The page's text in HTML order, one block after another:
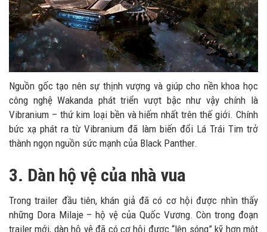
Nguồn gốc tạo nên sự thịnh vượng và giúp cho nền khoa học
công nghệ Wakanda phát triển vượt bậc như vậy chính là
Vibranium – thứ kim loại bền và hiếm nhất trên thế giới. Chính
bức xạ phát ra từ Vibranium đã làm biến đổi Lá Trái Tim trở
thành ngọn nguồn sức mạnh của Black Panther.
3. Dàn hộ vệ của nhà vua
Trong trailer đầu tiên, khán giả đã có cơ hội được nhìn thấy
những Dora Milaje – hộ vệ của Quốc Vương. Còn trong đoạn
trailer mới, dàn hộ vệ đã có cơ hội được “lên sóng” kỹ hơn môt